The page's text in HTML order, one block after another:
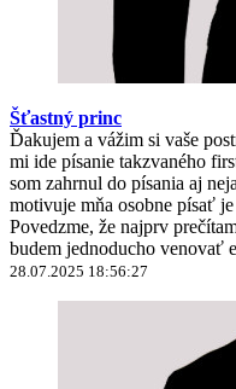
Šťastný princ
Ďakujem a vážim si vaše
mi ide písanie takzvaného
som zahrnul do písania aj
motivuje mňa osobne písať
Povedzme, že najprv
budem jednoducho venovať
28.07.2025 18:56:27